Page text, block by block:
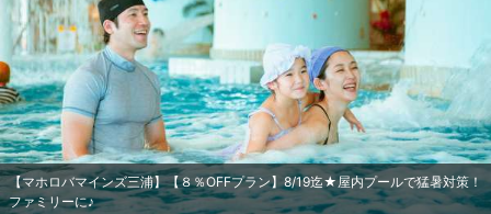
【マホロバマインズ三浦】【８％OFFプラン】8/19迄★屋内プールで猛暑対策！
ファミリーに♪